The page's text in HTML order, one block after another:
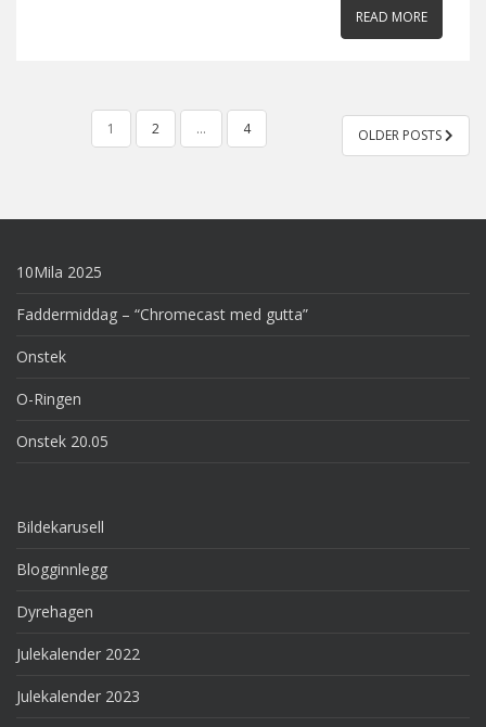
READ MORE
PAGINATION
1 2 … 4 OLDER POSTS
10Mila 2025
Faddermiddag – “Chromecast med gutta”
Onstek
O-Ringen
Onstek 20.05
Bildekarusell
Blogginnlegg
Dyrehagen
Julekalender 2022
Julekalender 2023